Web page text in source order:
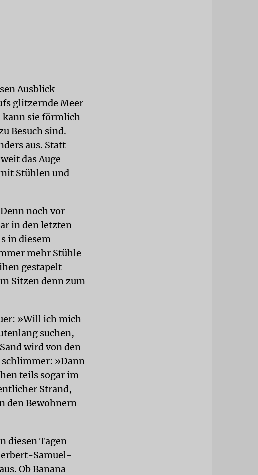
Ausblick
glitzernde Meer
kann sie förmlich
Besuch sind.
aus. Statt
das Auge
Stühlen und
noch vor
in den letzten
in diesem
mehr Stühle
gestapelt
Sitzen denn zum
»Will ich mich
suchen,
wird von den
schlimmer: »Dann
teils sogar im
Strand,
den Bewohnern
diesen Tagen
Samuel-
Ob Banana